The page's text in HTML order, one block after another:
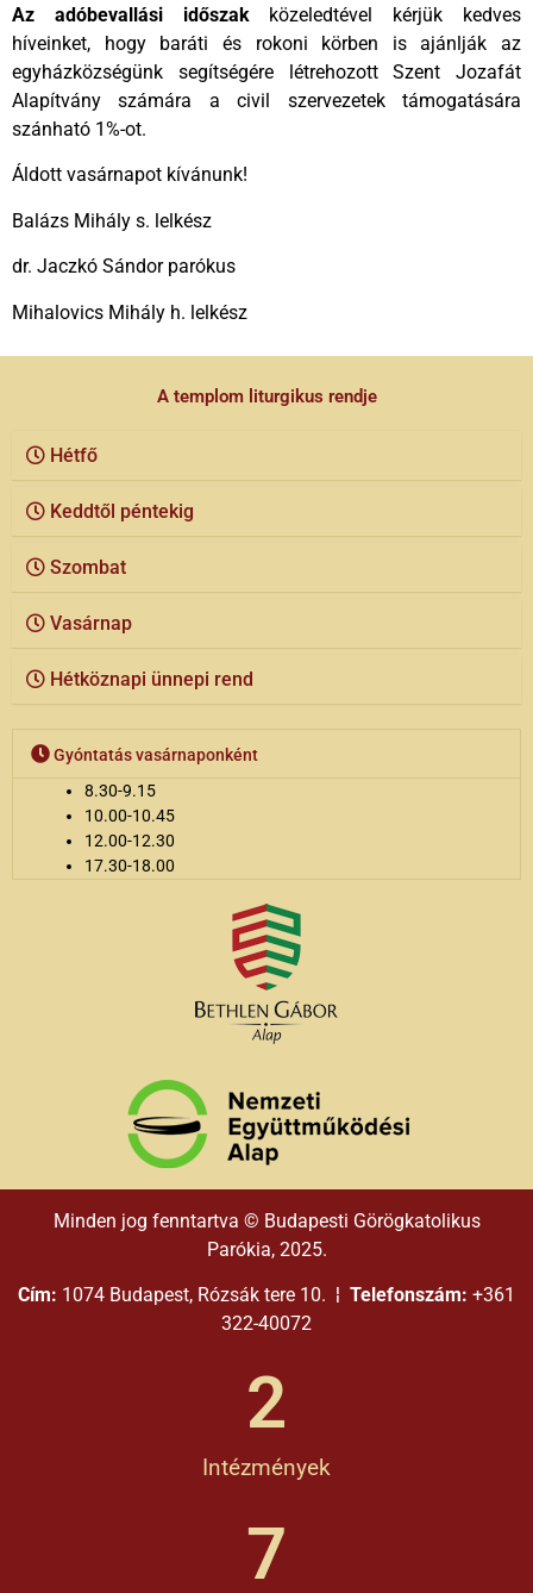
Az adóbevallási időszakközeledtével kérjük kedves
híveinket, hogy baráti és rokoni körben is ajánlják az
egyházközségünk segítségére létrehozott Szent Jozafát
Alapítvány számára a civil szervezetek támogatására
szánható 1%-ot.
Áldott vasárnapot kívánunk!
Balázs Mihály s. lelkész
dr. Jaczkó Sándor parókus
Mihalovics Mihály h. lelkész
A templom liturgikus rendje
Hétfő
Keddtől péntekig
Szombat
Vasárnap
Hétköznapi ünnepi rend
Gyóntatás vasárnaponként
8.30-9.15
10.00-10.45
12.00-12.30
17.30-18.00
Minden jog fenntartva © Budapesti Görögkatolikus
Parókia, 2025.
Cím: 1074 Budapest, Rózsák tere 10. ¦ Telefonszám: +361
322-40072
Intézmények
2
7